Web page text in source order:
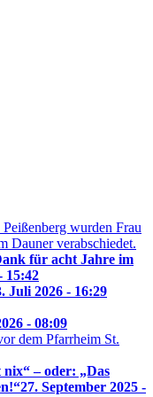
für acht Jahre im
15:42
Juli 2026 - 16:29
- 08:09
– oder: „Das
27. September 2025 -